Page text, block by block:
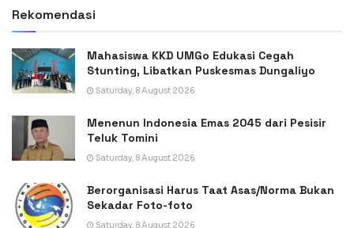
Rekomendasi
Mahasiswa KKD UMGo Edukasi Cegah
Stunting, Libatkan Puskesmas Dungaliyo
Saturday, 8 August 2026
Menenun Indonesia Emas 2045 dari Pesisir
Teluk Tomini
Saturday, 8 August 2026
Berorganisasi Harus Taat Asas/Norma Bukan
Sekadar Foto-foto
Saturday, 8 August 2026